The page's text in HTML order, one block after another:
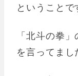
ということで
「北斗の拳
を言ってまし